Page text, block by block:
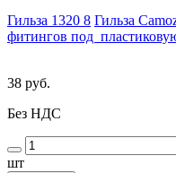
Гильза 1320 8 Гильза
фитингов под
38 руб.
Без НДС
шт